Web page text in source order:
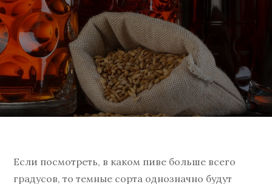
Если посмотреть, в каком пиве больше всего
градусов, то темные сорта однозначно будут